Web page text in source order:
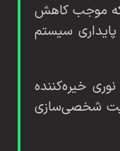
اسلات رم، که موجب کاهش
سیستم
نوری خیره‌کننده
شخصی‌سازی